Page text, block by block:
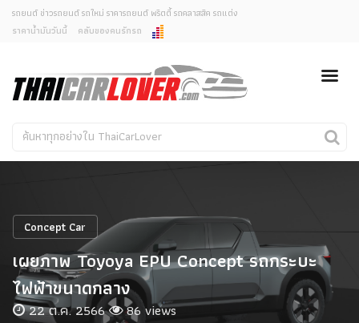
ยกเลิกการแจ้งเตือน
คุณต้องการยกเลิกการแจ้งเตือนข่าวสารเมื่อมีการอัพเดต
ใช่หรือไม่?
ไม่
รถยนต์ ข่าวรถยนต์ รถใหม่ ราคารถยนต์ พริตตี้ รถคลาสสิค รถแต่ง
ราคาน้ำมันวันนี้
คลับของคนรักรถ
รถใหม่
คนรักรถ
รถแต่ง
Car In The Movie
สเปคราคา รถยนต์
Concept Car
เผยภาพ Toyoya EPU Concept รถกระบะ
ไฟฟ้าขนาดกลาง
22 ต.ค. 2566 86 views